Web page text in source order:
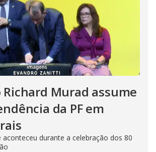
Richard Murad assume
da PF em
aconteceu durante a celebração dos 80